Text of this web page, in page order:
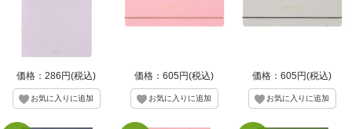
価格：286円(税込) 価格：605円(税込) 価格：605円(税込)